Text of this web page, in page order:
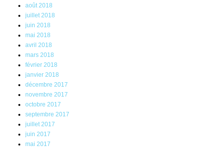
août 2018
juillet 2018
juin 2018
mai 2018
avril 2018
mars 2018
février 2018
janvier 2018
décembre 2017
novembre 2017
octobre 2017
septembre 2017
juillet 2017
juin 2017
mai 2017